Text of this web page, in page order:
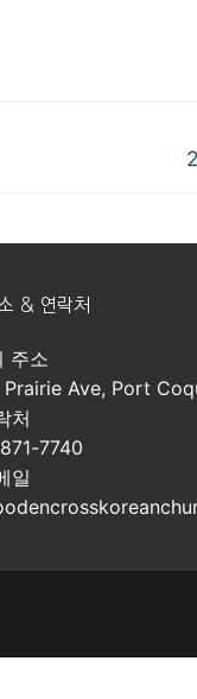
& 연락처
주소
Prairie Ave, Port
처
7740
일